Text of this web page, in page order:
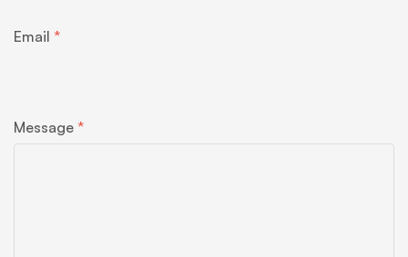
Email
Message